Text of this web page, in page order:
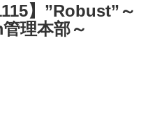
】”Robust”～
理本部～